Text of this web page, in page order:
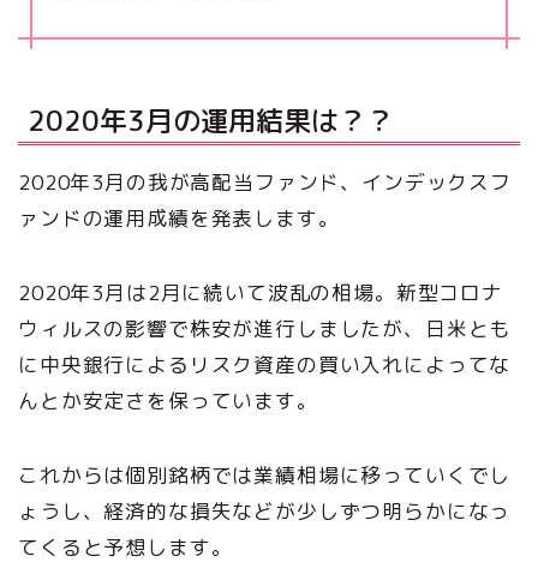
2020年3月の運用結果は？？
2020年3月の我が高配当ファンド、インデックスフ
ァンドの運用成績を発表します。
2020年3月は2月に続いて波乱の相場。新型コロナ
ウィルスの影響で株安が進行しましたが、日米とも
に中央銀行によるリスク資産の買い入れによってな
んとか安定さを保っています。
これからは個別銘柄では業績相場に移っていくでし
ょうし、経済的な損失などが少しずつ明らかになっ
てくると予想します。